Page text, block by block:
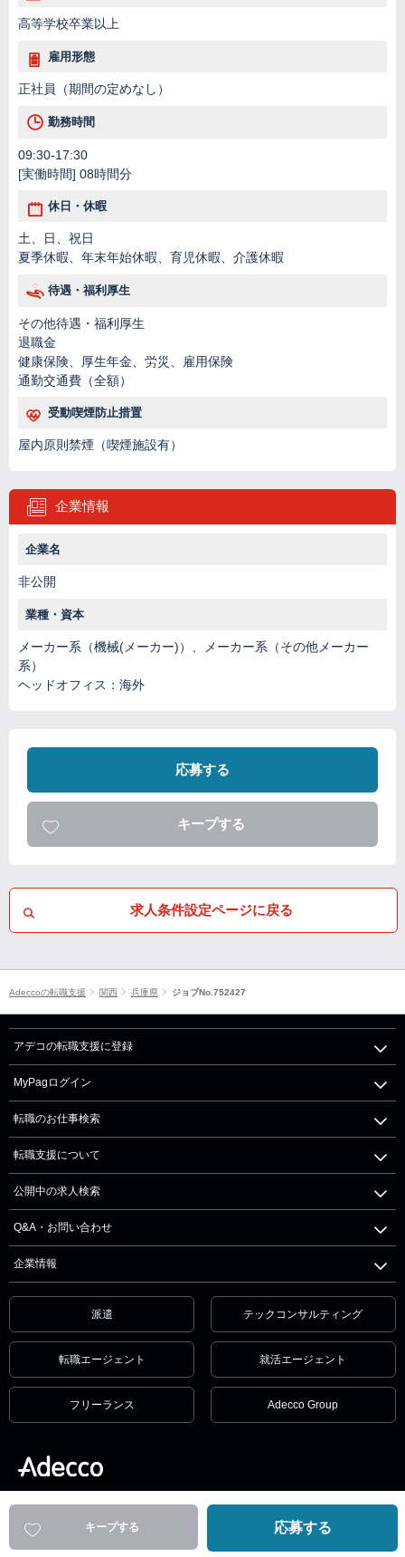
高等学校卒業以上
雇用形態
正社員（期間の定めなし）
勤務時間
09:30-17:30
[実働時間] 08時間分
休日・休暇
土、日、祝日
夏季休暇、年末年始休暇、育児休暇、介護休暇
待遇・福利厚生
その他待遇・福利厚生
退職金
健康保険、厚生年金、労災、雇用保険
通勤交通費（全額）
受動喫煙防止措置
屋内原則禁煙（喫煙施設有）
企業情報
企業名
非公開
業種・資本
メーカー系（機械(メーカー)）、メーカー系（その他メーカー
系）
ヘッドオフィス：海外
応募する
キープする
応募する
キープする
求人条件設定ページに戻る
Adeccoの転職支援 関西 兵庫県 ジョブNo.752427
アデコの転職支援に登録
MyPagログイン
転職のお仕事検索
転職支援について
公開中の求人検索
Q&A・お問い合わせ
企業情報
派遣 テックコンサルティング
転職エージェント 就活エージェント
フリーランス Adecco Group